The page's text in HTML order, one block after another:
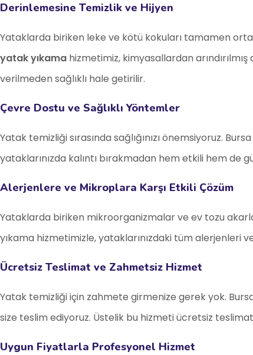
Derinlemesine Temizlik ve Hijyen
Yataklarda biriken leke ve kötü kokuları tamamen
yatak yıkama hizmetimiz, kimyasallardan
verilmeden sağlıklı hale getirilir.
Çevre Dostu ve Sağlıklı Yöntemler
Yatak temizliği sırasında sağlığınızı önemsiyoruz.
yataklarınızda kalıntı bırakmadan hem etkili hem de
Alerjenlere ve Mikroplara Karşı Etkili Çözüm
Yataklarda biriken mikroorganizmalar ve ev tozu
yıkama hizmetimizle, yataklarınızdaki tüm alerjenleri
Ücretsiz Teslimat ve Zahmetsiz Hizmet
Yatak temizliği için zahmete girmenize gerek yok.
size teslim ediyoruz. Üstelik bu hizmeti ücretsiz
Uygun Fiyatlarla Profesyonel Hizmet